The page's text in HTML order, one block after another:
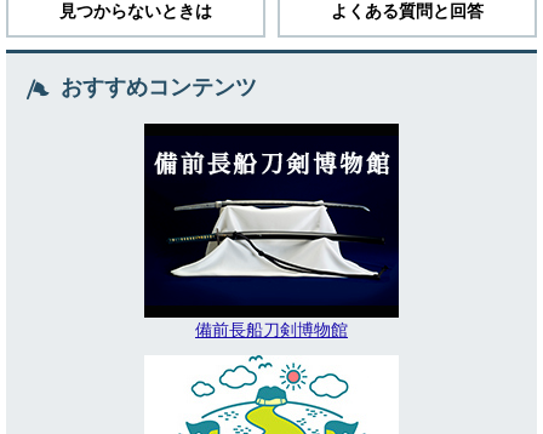
見つからないときは よくある質問と回答
おすすめコンテンツ
備前長船刀剣博物館